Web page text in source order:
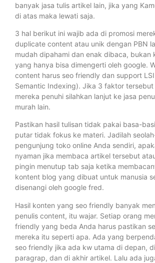
banyak jasa tulis artikel lain, jika yang
di atas maka lewati saja.
3 hal berikut ini wajib ada di promosi
duplicate content atau unik dengan PBN
mudah dipahami dan enak dibaca, bukan
yang hanya bisa dimengerti oleh google.
content harus seo friendly dan support
Semantic Indexing). Jika 3 faktor
mereka penuhi silahkan lanjut ke jasa
murah lain.
Pastikan hasil tulisan tidak pakai basa-
putar tidak fokus ke materi. Jadilah
pengunjung toko online Anda sendiri,
nyaman jika membaca artikel tersebut
pingin menutup tab saja ketika
kontent blog yang dibuat untuk manusia
disenangi oleh google fred.
Hasil konten yang seo friendly banyak
penulis content, itu wajar. Setiap orang
friendly yang beda Anda harus pastikan
mereka itu seperti apa. Ada yang
seo friendly jika ada kw utama di depan,
paragrap, dan di akhir artikel. Lalu ada